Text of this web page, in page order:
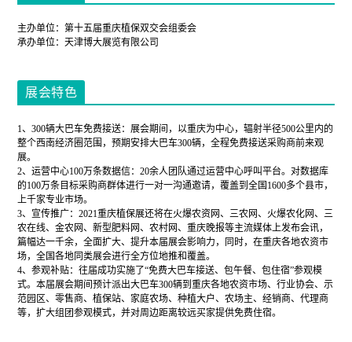
主办单位：第十五届重庆植保双交会组委会
承办单位：天津博大展览有限公司
展会特色
1、300辆大巴车免费接送：展会期间，以重庆为中心，辐射半径500公里内的
整个西南经济圈范围，预期安排大巴车300辆，全程免费接送采购商前来观
展。
2、运营中心100万条数据信：20余人团队通过运营中心呼叫平台。对数据库
的100万条目标采购商群体进行一对一沟通邀请，覆盖到全国1600多个县市，
上千家专业市场。
3、宣传推广：2021重庆植保展还将在火爆农资网、三农网、火爆农化网、三
农在线、金农网、新型肥料网、农村网、重庆晚报等主流媒体上发布会讯，
篇幅达一千余，全面扩大、提升本届展会影响力，同时，在重庆各地农资市
场，全国各地同类展会进行全方位地推和覆盖。
4、参观补贴：往届成功实施了“免费大巴车接送、包午餐、包住宿”参观模
式。本届展会期间预计派出大巴车300辆到重庆各地农资市场、行业协会、示
范园区、零售商、植保站、家庭农场、种植大户、农场主、经销商、代理商
等，扩大组团参观模式，并对周边距离较远买家提供免费住宿。